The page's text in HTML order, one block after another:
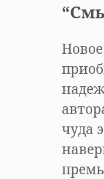
чуда